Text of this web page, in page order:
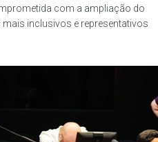
com a ampliação do
inclusivos e representativos